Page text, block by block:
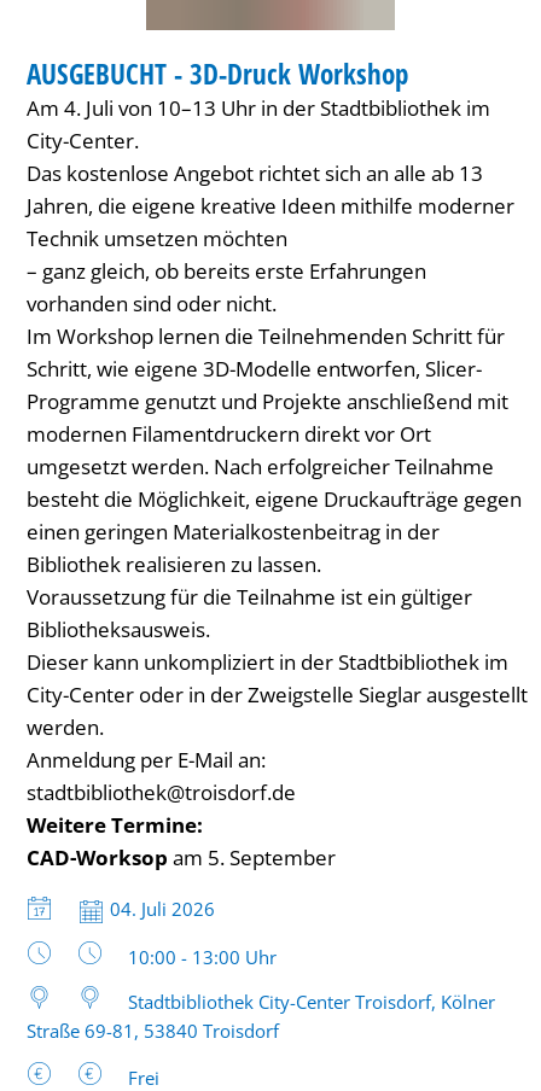
KATEGORIE: BIBLIOTHEK
AUSGEBUCHT - 3D-Druck Workshop
Am 4. Juli von 10–13 Uhr in der Stadtbibliothek im
City-Center.
Das kostenlose Angebot richtet sich an alle ab 13
Jahren, die eigene kreative Ideen mithilfe moderner
Technik umsetzen möchten
– ganz gleich, ob bereits erste Erfahrungen
vorhanden sind oder nicht.
Im Workshop lernen die Teilnehmenden Schritt für
Schritt, wie eigene 3D-Modelle entworfen, Slicer-
Programme genutzt und Projekte anschließend mit
modernen Filamentdruckern direkt vor Ort
umgesetzt werden. Nach erfolgreicher Teilnahme
besteht die Möglichkeit, eigene Druckaufträge gegen
einen geringen Materialkostenbeitrag in der
Bibliothek realisieren zu lassen.
Voraussetzung für die Teilnahme ist ein gültiger
Bibliotheksausweis.
Dieser kann unkompliziert in der Stadtbibliothek im
City-Center oder in der Zweigstelle Sieglar ausgestellt
werden.
Anmeldung per E-Mail an:
stadtbibliothek@troisdorf.de
Weitere Termine:
CAD-Worksop am 5. September
Datum:
04. Juli 2026
Uhrzeit:
10:00 - 13:00 Uhr
Stadtbibliothek City-Center Troisdorf, Kölner
Straße 69-81, 53840 Troisdorf
Frei